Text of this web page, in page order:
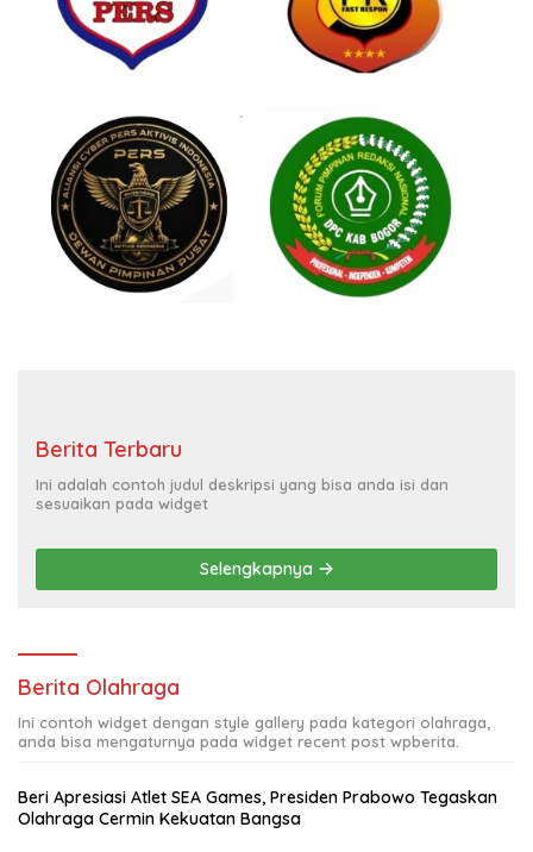
Berita Terbaru
Ini adalah contoh judul deskripsi yang bisa anda isi dan
sesuaikan pada widget
Selengkapnya
Berita Olahraga
Ini contoh widget dengan style gallery pada kategori olahraga,
anda bisa mengaturnya pada widget recent post wpberita.
Beri Apresiasi Atlet SEA Games, Presiden Prabowo Tegaskan
Olahraga Cermin Kekuatan Bangsa